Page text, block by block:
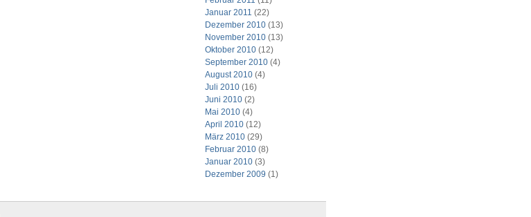
Januar 2011 (22)
Dezember 2010(13)
November 2010(13)
Oktober 2010(12)
September 2010(4)
August 2010(4)
Juli 2010(16)
Juni 2010(2)
Mai 2010(4)
April 2010(12)
März 2010(29)
Februar 2010(8)
Januar 2010(3)
Dezember 2009 (1)